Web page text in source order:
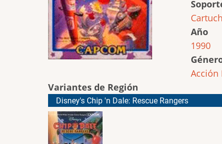
Año
1990
Acción
Variantes de Región
Disney's Chip 'n Dale: Rescue Rangers